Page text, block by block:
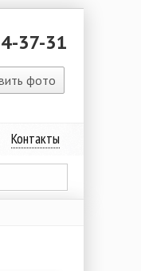
37-31
фото
Контакты